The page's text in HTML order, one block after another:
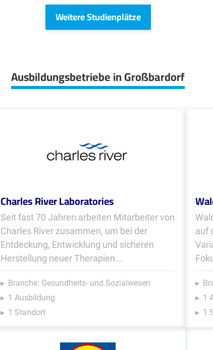
Weitere Studienplätze
Ausbildungsbetriebe in Großbardorf
Charles River Laboratories
Seit fast 70 Jahren arbeiten Mitarbeiter von
Charles River zusammen, um bei der
Entdeckung, Entwicklung und sicheren
Herstellung neuer Therapien...
Branche: Gesundheits- und Sozialwesen
1 Ausbildung
1 Standort
auf
1
1